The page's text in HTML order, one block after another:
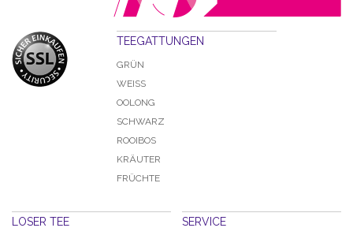
TEEGATTUNGEN
GRÜN
WEISS
OOLONG
SCHWARZ
ROOIBOS
KRÄUTER
FRÜCHTE
LOSER TEE SERVICE